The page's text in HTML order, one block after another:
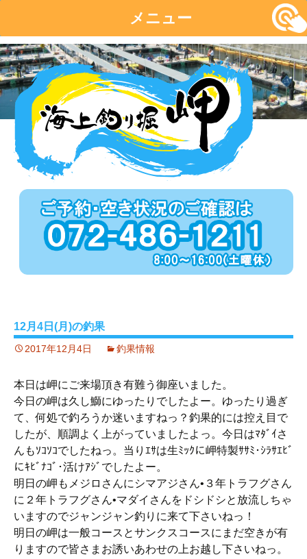
メニュー
コ
ン
テ
ン
12月4日(月)の釣果
2017年12月4日 釣果情報
本日は岬にご来場頂き有難う御座いました。
今日の岬は久し鰤にゆったりでしたよー。ゆったり過ぎ
て、何処で釣ろうか迷いますねっ？釣果的には控え目で
したが、順調よく上がっていましたよっ。今日はﾏﾀﾞｲさ
んもｿｺｿｺでしたねっ。当りｴｻは生ﾐｯｸに岬特製ｻｻﾐ･ｼﾗｻｴﾋﾞ
にｷﾋﾞﾅｺﾞ･活けｱｼﾞでしたよー。
明日の岬もメジロさんにシマアジさん•３年トラフグさん
に２年トラフグさん•マダイさんをドシドシと放流しちゃ
いますのでジャンジャン釣りに来て下さいねっ！
明日の岬は一般コースとサンクスコースにまだ空きが有
りますので皆さまお誘いあわせの上お越し下さいねっ。